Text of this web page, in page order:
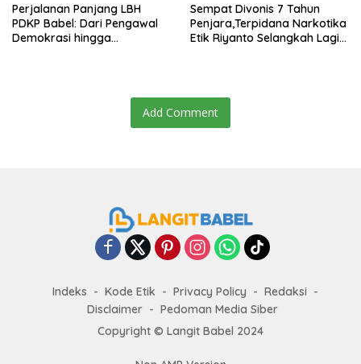
Perjalanan Panjang LBH
PDKP Babel: Dari Pengawal
Demokrasi hingga
Sempat Divonis 7 Tahun
Penjara,Terpidana Narkotika
Etik Riyanto Selangkah Lagi
Add Comment
Indeks Kode Etik Privacy Policy
Redaksi
Disclaimer
Pedoman Media Siber
Copyright © Langit Babel 2024